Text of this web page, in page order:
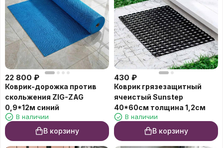
22 800 ₽
Коврик-дорожка против
скольжения ZIG-ZAG
0,9*12м синий
В наличии
В корзину
430 ₽
Коврик грязезащитный
ячеистый Sunstep
40*60см толщина 1,2см
В наличии
В корзину